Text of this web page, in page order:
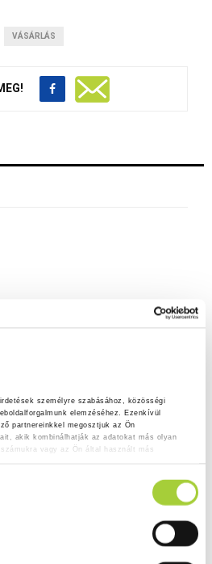
személyre szabásához, közösségi
elemzéséhez. Ezenkívül
partnereinkkel megosztjuk az Ön
akik kombinálhatják az adatokat más olyan
vagy az Ön által használt más
VÁSÁRLÁS